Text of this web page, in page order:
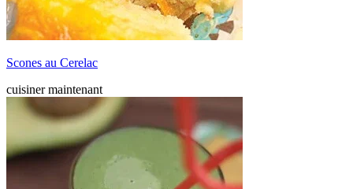
Scones au Cerelac
cuisiner maintenant